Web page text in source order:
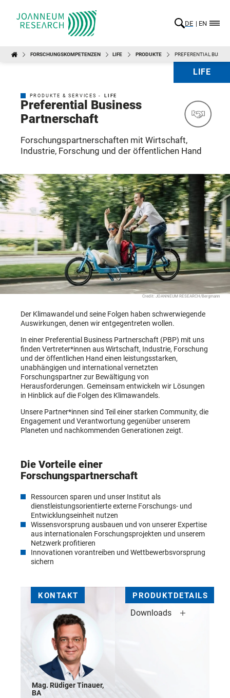
DE EN
FORSCHUNGSKOMPETENZEN LIFE PRODUKTE PREFERENTIAL
LIFE
PRODUKTE & SERVICES - LIFE
Preferential Business
Partnerschaft
Forschungspartnerschaften mit Wirtschaft,
Industrie, Forschung und der öffentlichen Hand
Credit: JOANNEUM RESEARCH/Bergmann
Der Klimawandel und seine Folgen haben schwerwiegende
Auswirkungen, denen wir entgegentreten wollen.
In einer Preferential Business Partnerschaft (PBP) mit uns
finden Vertreter*innen aus Wirtschaft, Industrie, Forschung
und der öffentlichen Hand einen leistungsstarken,
unabhängigen und international vernetzten
Forschungspartner zur Bewältigung von
Herausforderungen. Gemeinsam entwickeln wir Lösungen
in Hinblick auf die Folgen des Klimawandels.
Unsere Partner*innen sind Teil einer starken Community, die
Engagement und Verantwortung gegenüber unserem
Planeten und nachkommenden Generationen zeigt.
Die Vorteile einer
Forschungspartnerschaft
Ressourcen sparen und unser Institut als
dienstleistungsorientierte externe Forschungs- und
Entwicklungseinheit nutzen
Wissensvorsprung ausbauen und von unserer Expertise
aus internationalen Forschungsprojekten und unserem
Netzwerk profitieren
Innovationen vorantreiben und Wettbewerbsvorsprung
sichern
KONTAKT
Mag. Rüdiger Tinauer,
BA
PRODUKTDETAILS
Downloads